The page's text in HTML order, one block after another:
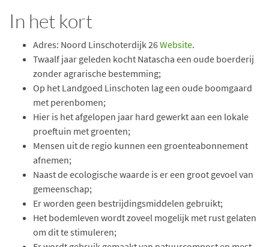
In het kort
Adres: Noord Linschoterdijk 26Website.
Twaalf jaar geleden kocht Natascha een oude boerderij
zonder agrarische bestemming;
Op het Landgoed Linschoten lag een oude boomgaard
met perenbomen;
Hier is het afgelopen jaar hard gewerkt aan een lokale
proeftuin met groenten;
Mensen uit de regio kunnen een groenteabonnement
afnemen;
Naast de ecologische waarde is er een groot gevoel van
gemeenschap;
Er worden geen bestrijdingsmiddelen gebruikt;
Het bodemleven wordt zoveel mogelijk met rust gelaten
om dit te stimuleren;